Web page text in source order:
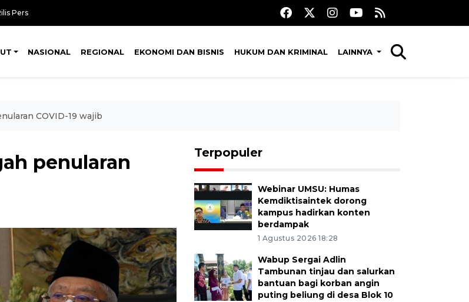
Pers
NASIONAL REGIONAL EKONOMI DAN BISNIS HUKUM DAN KRIMINAL LAINNYA
COVID-19 wajib
penularan
Terpopuler
Webinar UMSU: Humas
Kemdiktisaintek dorong
kampus hadirkan konten
berdampak
1 Agustus 2026 18:28
Wabup Sergai Adlin
Tambunan tinjau dan salurkan
bantuan bagi korban angin
puting beliung di desa Blok 10